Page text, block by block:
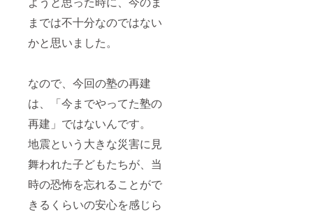
までは不十分なのではない
かと思いました。
なので、今回の塾の再建
は、「今までやってた塾の
再建」ではないんです。
地震という大きな災害に見
舞われた子どもたちが、当
時の恐怖を忘れることがで
きるくらいの安心を感じら